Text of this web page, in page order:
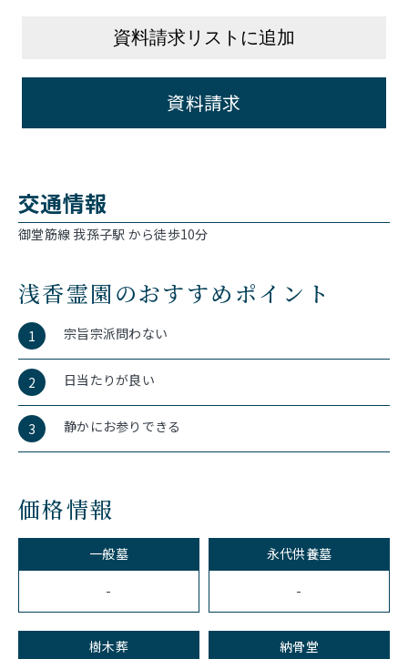
資料請求リストに追加
資料請求
交通情報
御堂筋線 我孫子駅 から徒歩10分
浅香霊園のおすすめポイント
1 宗旨宗派問わない
2 日当たりが良い
3 静かにお参りできる
価格情報
一般墓
-
永代供養墓
-
樹木葬 納骨堂